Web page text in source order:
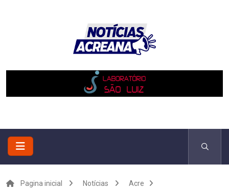
Pagina inicial Notícias
Acre